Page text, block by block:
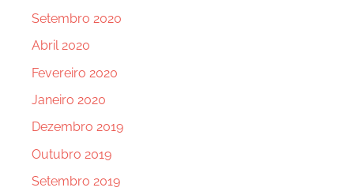
Setembro 2020
Abril 2020
Fevereiro 2020
Janeiro 2020
Dezembro 2019
Outubro 2019
Setembro 2019